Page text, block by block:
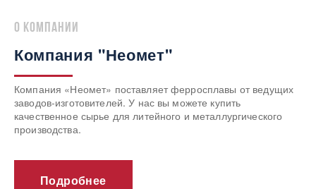
о компании
Компания "Неомет"
Компания «Неомет» поставляет ферросплавы от ведущих
заводов-изготовителей. У нас вы можете купить
качественное сырье для литейного и металлургического
производства.
Подробнее